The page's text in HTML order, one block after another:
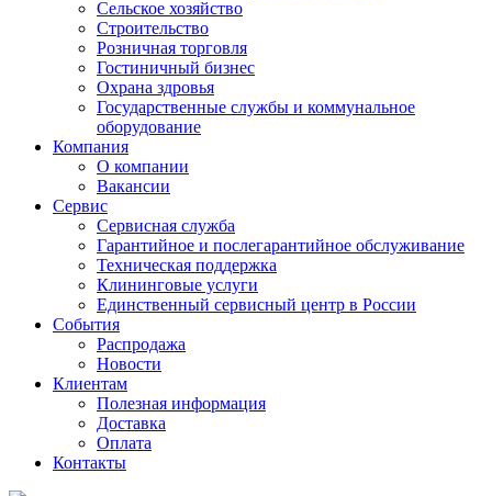
Сельское хозяйство
Строительство
Розничная торговля
Гостиничный бизнес
Охрана здровья
Государственные службы и коммунальное
оборудование
Компания
О компании
Вакансии
Сервис
Сервисная служба
Гарантийное и послегарантийное обслуживание
Техническая поддержка
Клининговые услуги
Единственный сервисный центр в России
События
Распродажа
Новости
Клиентам
Полезная информация
Доставка
Оплата
Контакты